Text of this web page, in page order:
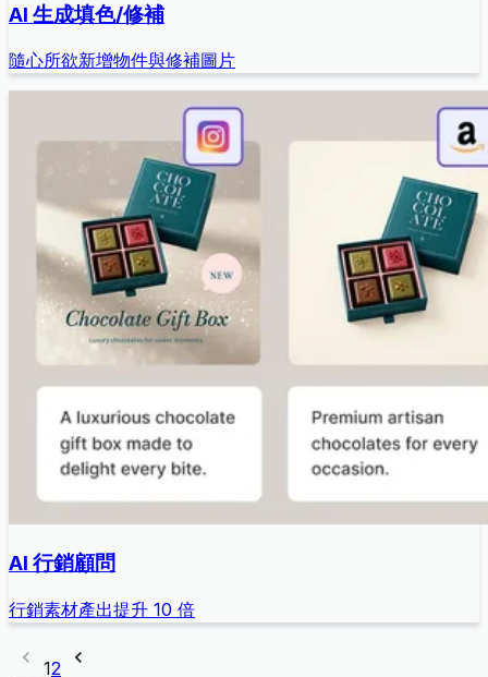
AI 生成填色/修補
隨心所欲新增物件與修補圖片
AI 行銷顧問
行銷素材產出提升 10 倍
12